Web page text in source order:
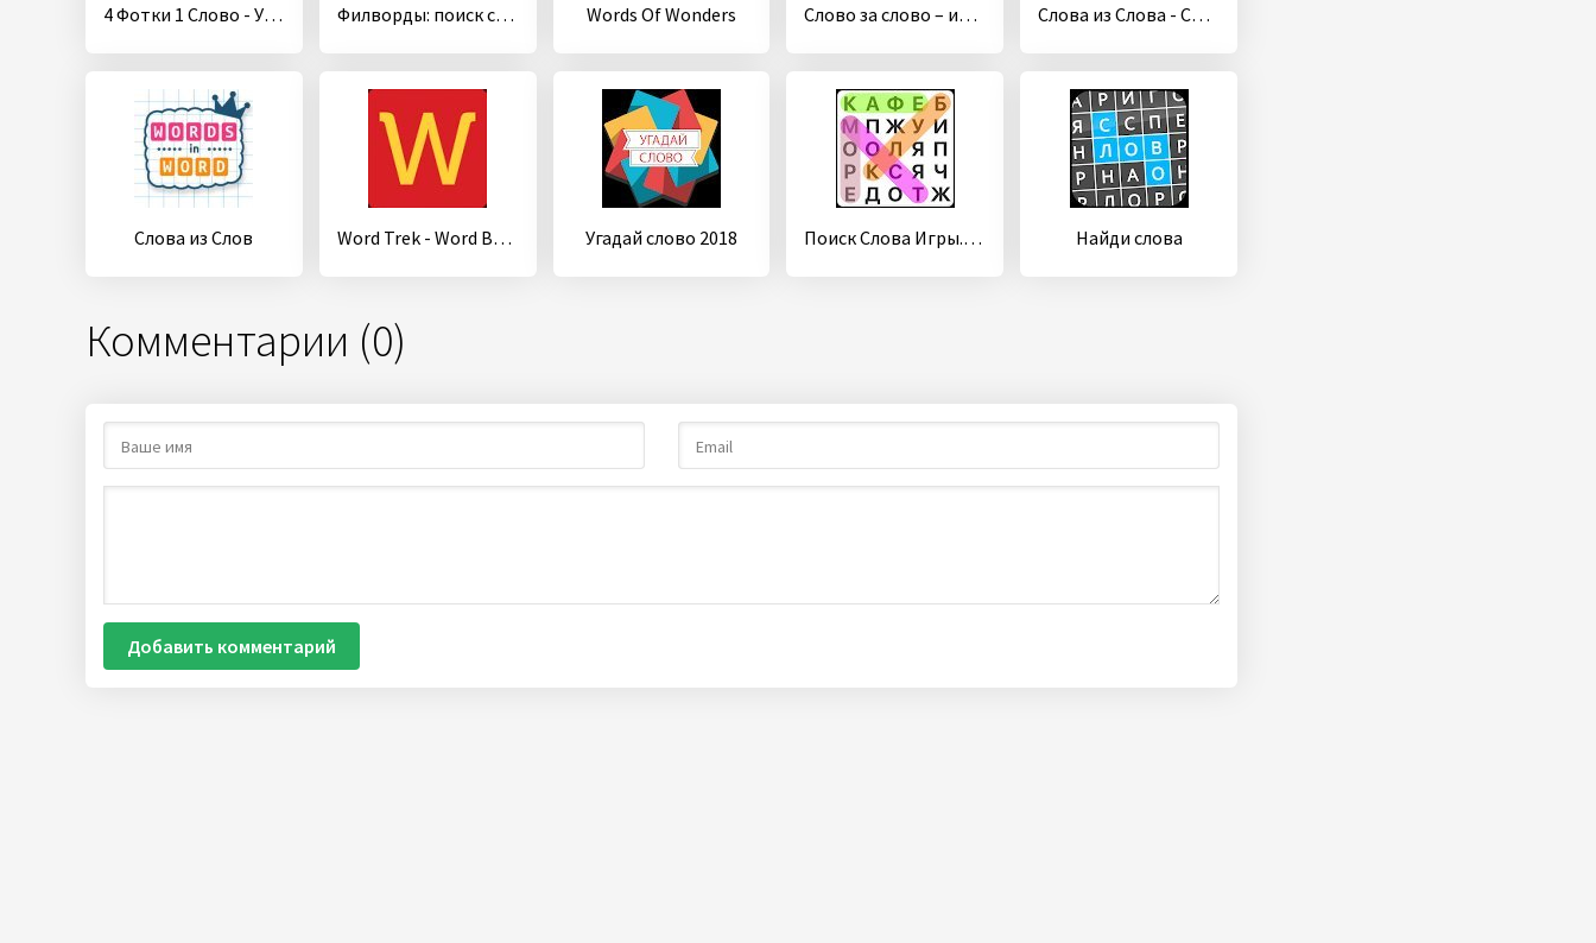
4 Фотки 1 Слово - Угадай Слово Филворды: поиск слов Words Of Wonders Слово за слово – игра в слова с друзьями Слова из Слова - Составь
Слова из Слов Word Trek - Word Brain streak - hand made puzzles Угадай слово 2018 Поиск Слова Игры. Pусский Найди слова
Комментарии (0)
Добавить комментарий